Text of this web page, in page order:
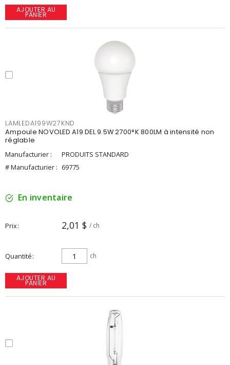
AJOUTER AU
PANIER
LAMLEDA199W27KND
Ampoule NOVOLED A19 DEL 9.5W 2700°K 800LM à intensité non
réglable
Manufacturier :
PRODUITS STANDARD
# Manufacturier : 69775
En inventaire
Prix 2,01 $ / ch
Quantité ch
AJOUTER AU
PANIER